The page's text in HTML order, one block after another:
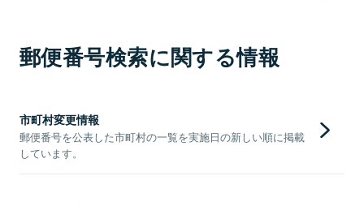
郵便番号検索に関する情報
市町村変更情報
郵便番号を公表した市町村の一覧を実施日の新しい順に掲載
しています。